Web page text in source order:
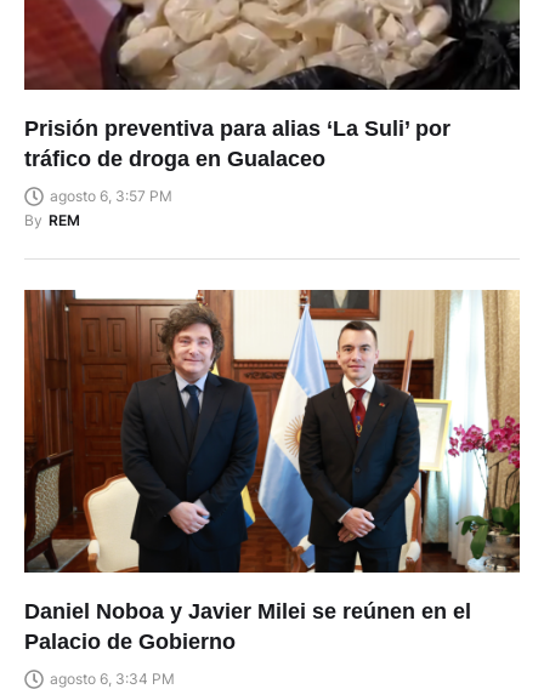
Prisión preventiva para alias ‘La Suli’ por
tráfico de droga en Gualaceo
agosto 6, 3:57 PM
By REM
Daniel Noboa y Javier Milei se reúnen en el
Palacio de Gobierno
agosto 6, 3:34 PM